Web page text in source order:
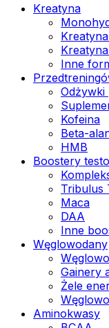
Kreatyna
Inne
Odżywki
Kofeina
Beta-
HMB
Boostery
Tribulus
Maca
DAA
Inne
Węglowodany
Gainery
Żele
Aminokwasy